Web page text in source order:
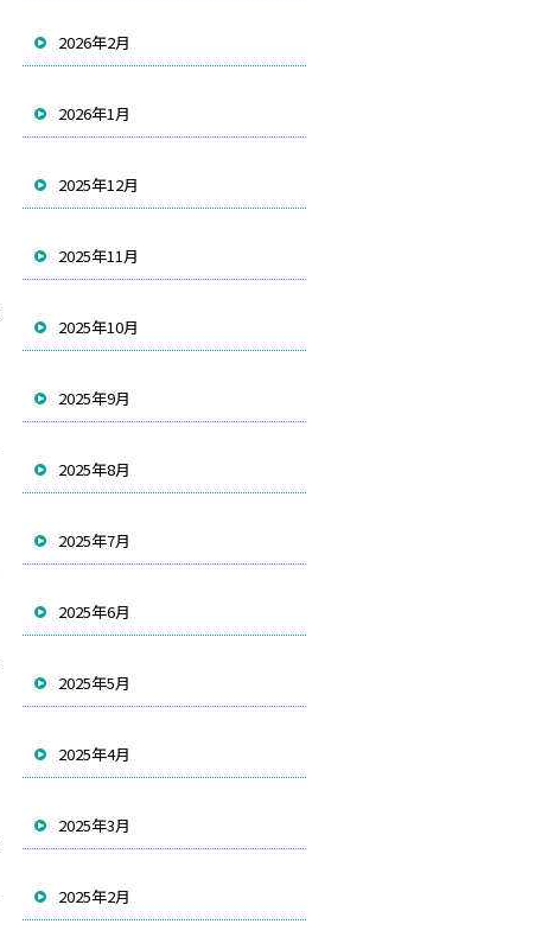
2026年2月
2026年1月
2025年12月
2025年11月
2025年10月
2025年9月
2025年8月
2025年7月
2025年6月
2025年5月
2025年4月
2025年3月
2025年2月